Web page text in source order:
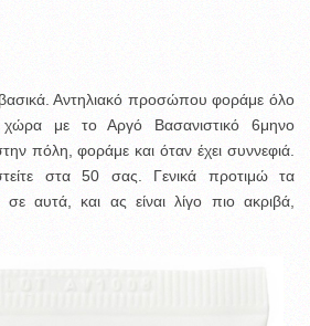
Αντηλιακό προσώπου φοράμε όλο
με το Αργό Βασανιστικό 6μηνο
πόλη, φοράμε και όταν έχει συννεφιά.
στα 50 σας. Γενικά προτιμώ τα
σε αυτά, και ας είναι λίγο πιο ακριβά,